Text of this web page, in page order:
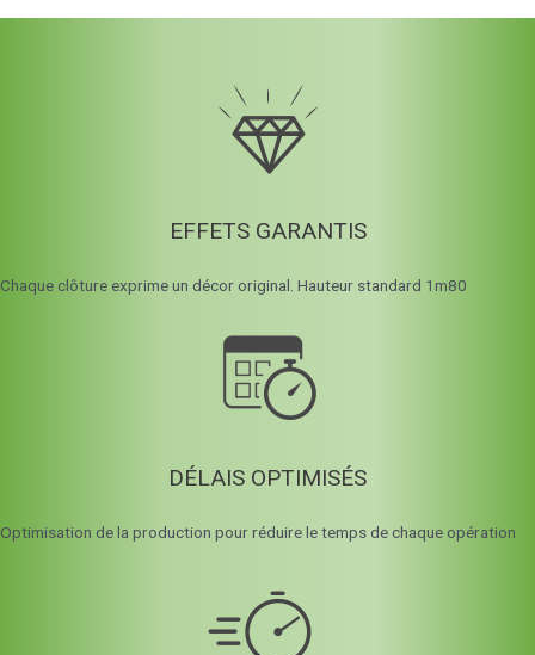
EFFETS GARANTIS
Chaque clôture exprime un décor original. Hauteur standard 1m80
DÉLAIS OPTIMISÉS
Optimisation de la production pour réduire le temps de chaque opération